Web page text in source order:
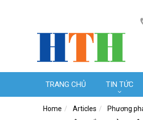
TRANG CHỦ TIN TỨC
Home Articles Phương